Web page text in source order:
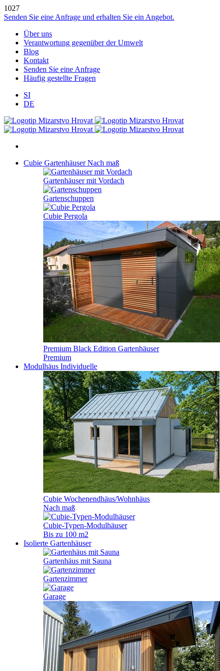
1027
Senden Sie eine Anfrage und erhalten Sie ein Angebot.
Über uns
Verantwortung gegenüber der Umwelt
Blog
Kontakt
Senden Sie eine Anfrage
Häufig gestellte Fragen
SI
DE
Cubie GartenhäuserNach maß
Gartenhäuser mit Vordach
Gartenschuppen
Cubie Pergola
Premium Black Edition Gartenhäuser
Premium
Modulhäus Individuelle
Cubie Wochenendhäus/Wohnhäus
Nach maß
Cubie-Typen-Modulhäuser
Bis zu 100 m2
Isolierte Gartenhäuser
Gartenhäus mit Sauna
Gartenzimmer
Garage